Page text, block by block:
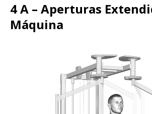
4 A – Aperturas
Máquina